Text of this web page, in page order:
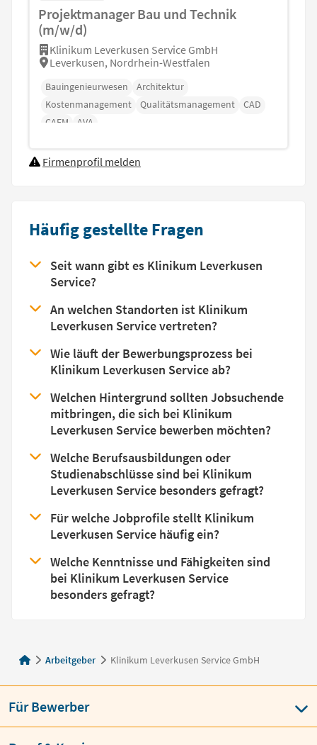
Projektmanager Bau und Technik
(m/w/d)
Klinikum Leverkusen Service GmbH
Leverkusen, Nordrhein-Westfalen
Bauingenieurwesen
Architektur
Kostenmanagement
Qualitätsmanagement
CAD
CAFM
AVA
Firmenprofil melden
Häufig gestellte Fragen
Seit wann gibt es Klinikum Leverkusen
Service?
An welchen Standorten ist Klinikum
Leverkusen Service vertreten?
Wie läuft der Bewerbungsprozess bei
Klinikum Leverkusen Service ab?
Welchen Hintergrund sollten Jobsuchende
mitbringen, die sich bei Klinikum
Leverkusen Service bewerben möchten?
Welche Berufsausbildungen oder
Studienabschlüsse sind bei Klinikum
Leverkusen Service besonders gefragt?
Für welche Jobprofile stellt Klinikum
Leverkusen Service häufig ein?
Welche Kenntnisse und Fähigkeiten sind
bei Klinikum Leverkusen Service
besonders gefragt?
Arbeitgeber Klinikum Leverkusen Service GmbH
Für Bewerber